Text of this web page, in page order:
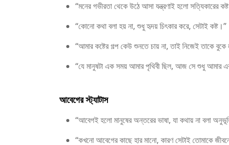
“মনের গভীরতা থেকে উঠে আসা যন্ত্রণাই হলো সত্যিকারের
“কোনো কথা বলা হয় না, শুধু হৃদয় চিৎকার করে, সেটাই কষ্ট।”
“আমার কষ্টের গল্প কেউ শুনতে চায় না, তাই নিজেই তাকে বুকে
“যে মানুষটা এক সময় আমার পৃথিবী ছিল, আজ সে শুধু আমার
আবেগের স্ট্যাটাস
“আবেগই হলো মানুষের অন্তরের ভাষা, যা কথায় না বলা
“কখনো আবেগের কাছে হার মানো, কারণ সেটাই তোমাকে